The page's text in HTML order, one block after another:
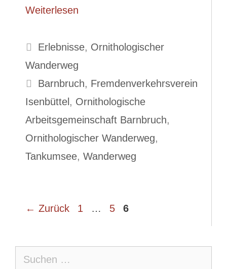
Weiterlesen
Kategorien
Erlebnisse, Ornithologischer
Wanderweg
Schlagwörter
Barnbruch, Fremdenverkehrsverein
Isenbüttel , Ornithologische
Arbeitsgemeinschaft Barnbruch,
Ornithologischer Wanderweg,
Tankumsee, Wanderweg
← Zurück Seite
1 … Seite
5 Seite
6
nach: